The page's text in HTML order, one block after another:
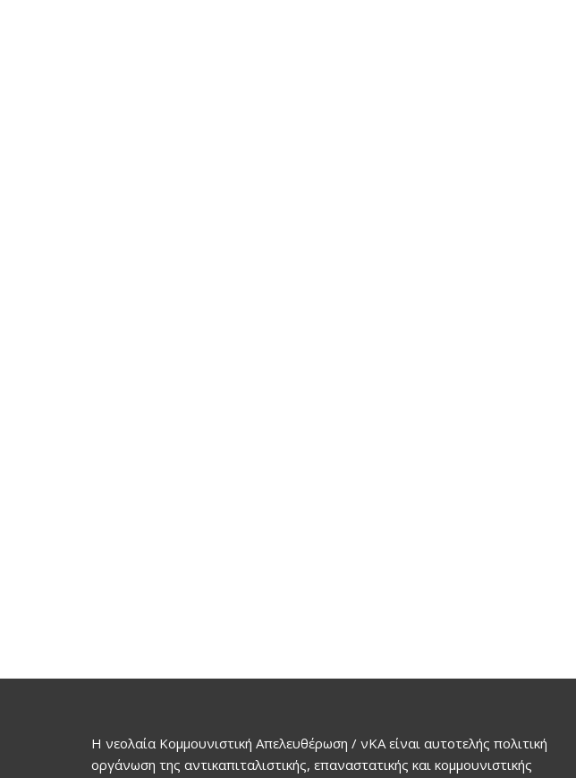
Η νεολαία Κομμουνιστική Απελευθέρωση / νΚΑ είναι αυτοτελής πολιτική
οργάνωση της αντικαπιταλιστικής, επαναστατικής και κομμουνιστικής